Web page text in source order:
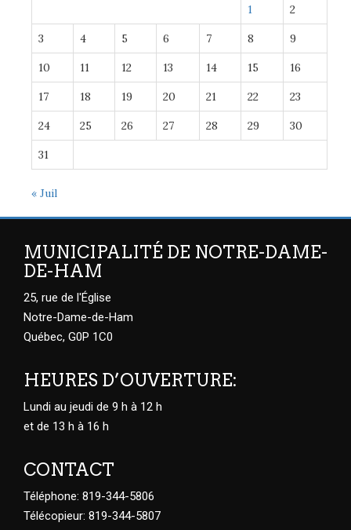
1 2
3 4 5 6 7 8 9
10 11 12 13 14 15 16
17 18 19 20 21 22 23
24 25 26 27 28 29 30
31
« Juil
MUNICIPALITÉ DE NOTRE-DAME-
DE-HAM
25, rue de l'Église
Notre-Dame-de-Ham
Québec, G0P 1C0
HEURES D’OUVERTURE:
Lundi au jeudi de 9 h à 12 h
et de 13 h à 16 h
CONTACT
Téléphone: 819-344-5806
Télécopieur: 819-344-5807